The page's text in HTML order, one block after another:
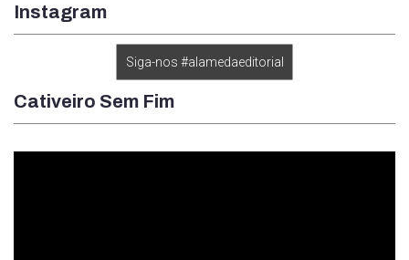
Instagram
Siga-nos #alamedaeditorial
Cativeiro Sem Fim